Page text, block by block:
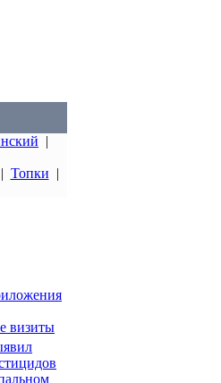
|
Топки |
визиты